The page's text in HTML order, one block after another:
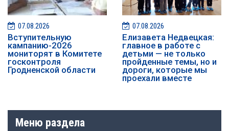
07.08.2026
️️Вступительную
кампанию-2026
мониторят в Комитете
госконтроля
Гродненской области
07.08.2026
Елизавета Недвецкая:
главное в работе с
детьми — не только
пройденные темы, но и
дороги, которые мы
проехали вместе
Меню раздела